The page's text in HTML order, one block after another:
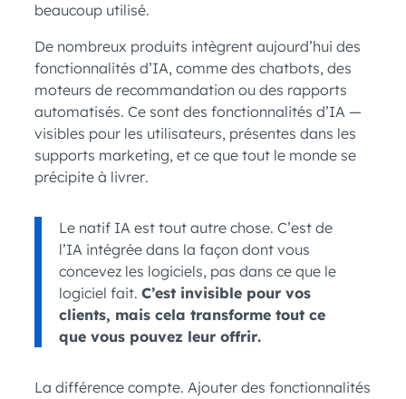
beaucoup utilisé.
De nombreux produits intègrent aujourd’hui des
fonctionnalités d’IA, comme des chatbots, des
moteurs de recommandation ou des rapports
automatisés. Ce sont des fonctionnalités d’IA —
visibles pour les utilisateurs, présentes dans les
supports marketing, et ce que tout le monde se
précipite à livrer.
Le natif IA est tout autre chose. C’est de
l’IA intégrée dans la façon dont vous
concevez les logiciels, pas dans ce que le
logiciel fait. C’est invisible pour vos
clients, mais cela transforme tout ce
que vous pouvez leur offrir.
La différence compte. Ajouter des fonctionnalités